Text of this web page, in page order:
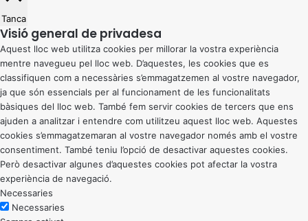
Tanca
Visió general de privadesa
Aquest lloc web utilitza cookies per millorar la vostra experiència
mentre navegueu pel lloc web. D’aquestes, les cookies que es
classifiquen com a necessàries s’emmagatzemen al vostre navegador,
ja que són essencials per al funcionament de les funcionalitats
bàsiques del lloc web. També fem servir cookies de tercers que ens
ajuden a analitzar i entendre com utilitzeu aquest lloc web. Aquestes
cookies s’emmagatzemaran al vostre navegador només amb el vostre
consentiment. També teniu l’opció de desactivar aquestes cookies.
Però desactivar algunes d’aquestes cookies pot afectar la vostra
experiència de navegació.
Necessaries
Necessaries